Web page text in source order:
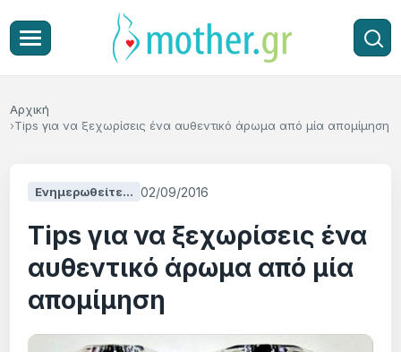
Αρχική
Τips για να ξεχωρίσεις ένα αυθεντικό άρωμα από μία απομίμηση
Ενημερωθείτε... 02/09/2016
Τips για να ξεχωρίσεις ένα
αυθεντικό άρωμα από μία
απομίμηση